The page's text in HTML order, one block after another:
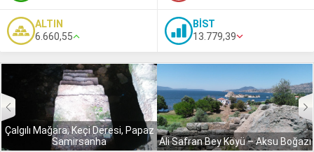
ALTIN
6.660,55
BİST
13.779,39
Çalgılı Mağara, Keçi Deresi, Papaz
Samirsanha
Ali Safran Bey Köyü – Aksu Boğazı